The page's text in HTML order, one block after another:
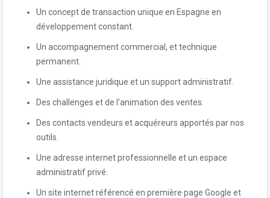
Un concept de transaction unique en Espagne en
développement constant.
Un accompagnement commercial, et technique
permanent.
Une assistance juridique et un support administratif.
Des challenges et de l’animation des ventes.
Des contacts vendeurs et acquéreurs apportés par nos
outils.
Une adresse internet professionnelle et un espace
administratif privé.
Un site internet référencé en première page Google et